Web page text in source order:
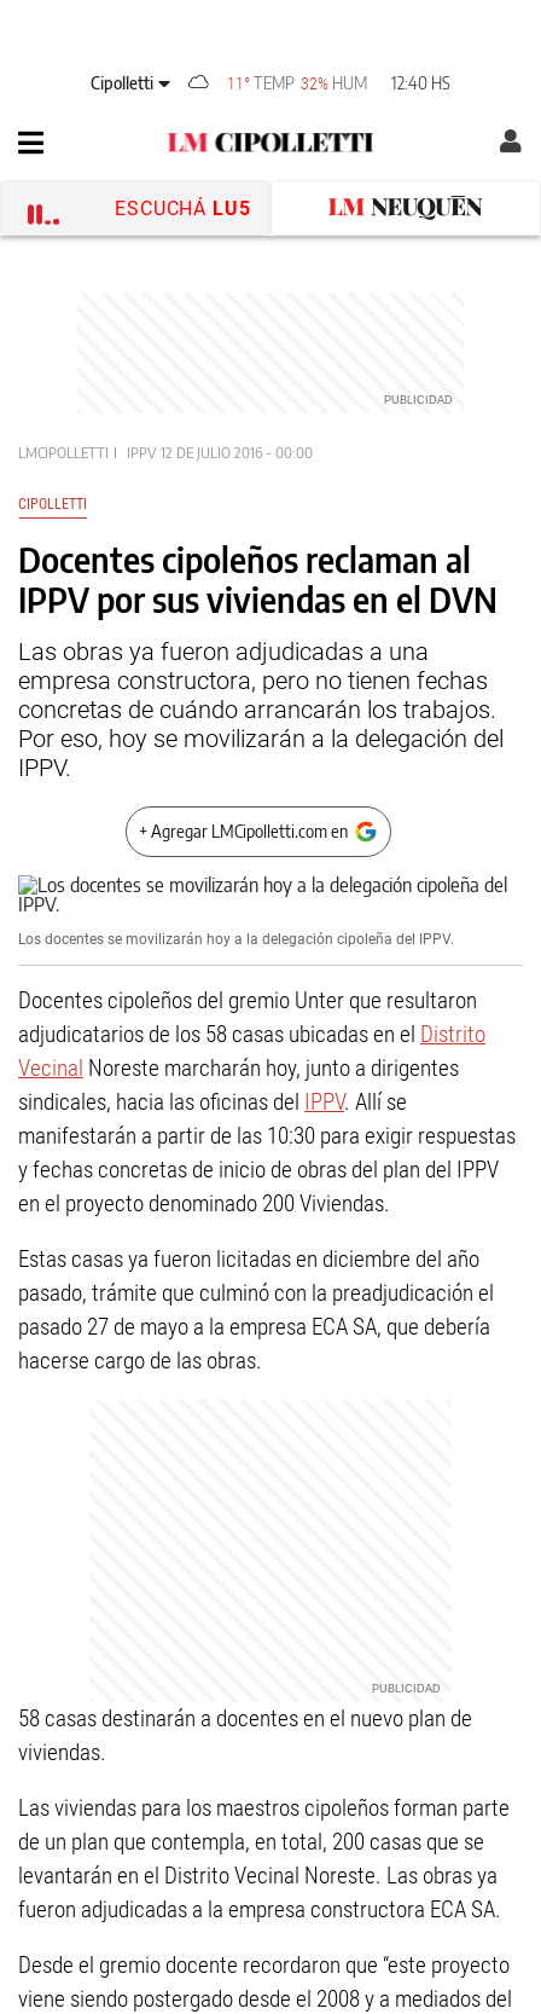
Cipolletti 11° TEMP 32% HUM 12:40 HS
ESCUCHÁ LU5
LMCIPOLLETTI IPPV 12 DE JULIO 2016 - 00:00
CIPOLLETTI
Docentes cipoleños reclaman al
IPPV por sus viviendas en el DVN
Las obras ya fueron adjudicadas a una
empresa constructora, pero no tienen fechas
concretas de cuándo arrancarán los trabajos.
Por eso, hoy se movilizarán a la delegación del
IPPV.
+ Agregar LMCipolletti.com en
Los docentes se movilizarán hoy a la delegación cipoleña del IPPV.
Docentes cipoleños del gremio Unter que resultaron
adjudicatarios de los 58 casas ubicadas en el Distrito
Vecinal Noreste marcharán hoy, junto a dirigentes
sindicales, hacia las oficinas del IPPV. Allí se
manifestarán a partir de las 10:30 para exigir respuestas
y fechas concretas de inicio de obras del plan del IPPV
en el proyecto denominado 200 Viviendas.
Estas casas ya fueron licitadas en diciembre del año
pasado, trámite que culminó con la preadjudicación el
pasado 27 de mayo a la empresa ECA SA, que debería
hacerse cargo de las obras.
58 casas destinarán a docentes en el nuevo plan de
viviendas.
Las viviendas para los maestros cipoleños forman parte
de un plan que contempla, en total, 200 casas que se
levantarán en el Distrito Vecinal Noreste. Las obras ya
fueron adjudicadas a la empresa constructora ECA SA.
Desde el gremio docente recordaron que “este proyecto
viene siendo postergado desde el 2008 y a mediados del